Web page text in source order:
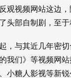
观视频网站这边
头部自制剧，至
，与其近几年密
我们》等视频网
小糖人影视等新锐